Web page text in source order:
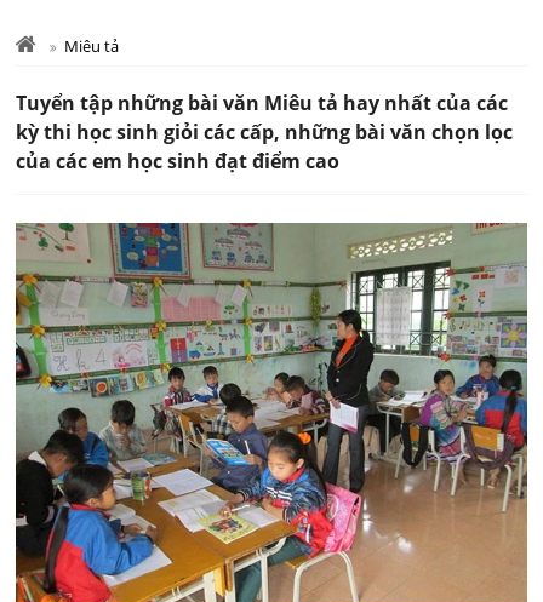
Miêu tả
Tuyển tập những bài văn Miêu tả hay nhất của các
kỳ thi học sinh giỏi các cấp, những bài văn chọn lọc
của các em học sinh đạt điểm cao